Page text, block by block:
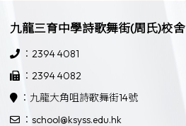
九龍三育中學詩歌舞街(周氏)校舍
：2394 4081
：2394 4082
：九龍大角咀詩歌舞街14號
：school@ksyss.edu.hk